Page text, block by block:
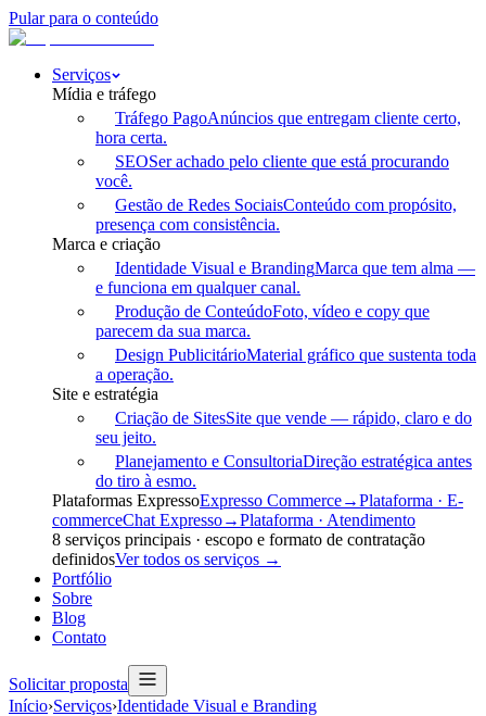
Pular para o conteúdo
Serviços
Mídia e tráfego
Tráfego PagoAnúncios que entregam cliente certo,
hora certa.
SEOSer achado pelo cliente que está procurando
você.
Gestão de Redes SociaisConteúdo com propósito,
presença com consistência.
Marca e criação
Identidade Visual e BrandingMarca que tem alma —
e funciona em qualquer canal.
Produção de ConteúdoFoto, vídeo e copy que
parecem da sua marca.
Design PublicitárioMaterial gráfico que sustenta toda
a operação.
Site e estratégia
Criação de SitesSite que vende — rápido, claro e do
seu jeito.
Planejamento e ConsultoriaDireção estratégica antes
do tiro à esmo.
Plataformas ExpressoExpresso Commerce→Plataforma · E-
commerceChat Expresso→Plataforma · Atendimento
8 serviços principais · escopo e formato de contratação
definidosVer todos os serviços →
Portfólio
Sobre
Blog
Contato
Solicitar proposta
Início›Serviços›Identidade Visual e Branding